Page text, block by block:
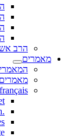
הרב
מאמרים
.Articles en français - par ordre chron